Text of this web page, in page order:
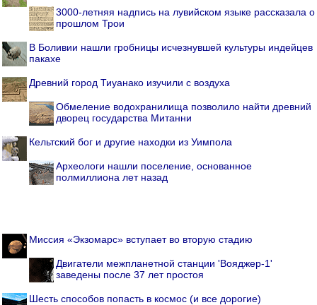
3000-летняя надпись на лувийском языке рассказала о
прошлом Трои
В Боливии нашли гробницы исчезнувшей культуры индейцев
пакахе
Древний город Тиуанако изучили с воздуха
Обмеление водохранилища позволило найти древний
дворец государства Митанни
Кельтский бог и другие находки из Уимпола
Археологи нашли поселение, основанное
полмиллиона лет назад
Миссия «Экзомарс» вступает во вторую стадию
Двигатели межпланетной станции 'Вояджер-1'
заведены после 37 лет простоя
Шесть способов попасть в космос (и все дорогие)